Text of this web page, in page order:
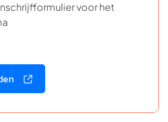
voor het